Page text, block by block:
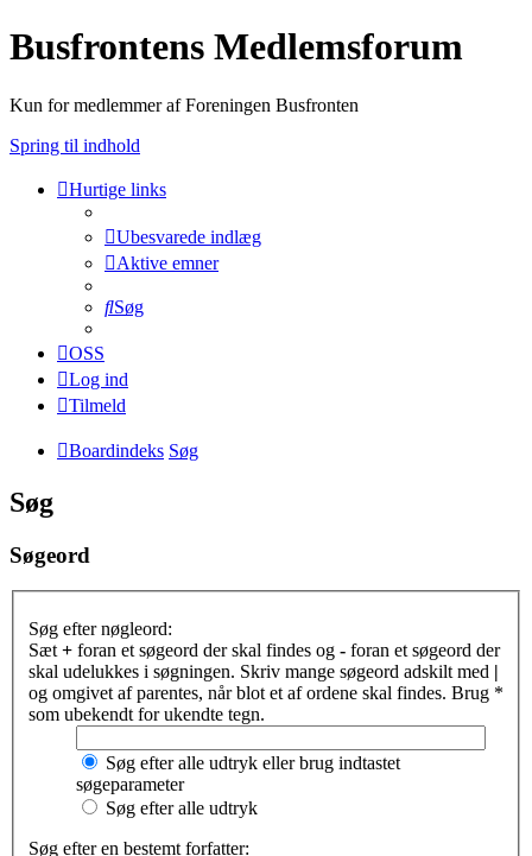
Busfrontens Medlemsforum
Kun for medlemmer af Foreningen Busfronten
Spring til indhold
Hurtige links
Ubesvarede indlæg
Aktive emner
Søg
OSS
Log ind
Tilmeld
Boardindeks Søg
Søg
Søgeord
Søg efter nøgleord:
Sæt + foran et søgeord der skal findes og - foran et søgeord der
skal udelukkes i søgningen. Skriv mange søgeord adskilt med |
og omgivet af parentes, når blot et af ordene skal findes. Brug *
som ubekendt for ukendte tegn.
Søg efter alle udtryk eller brug indtastet
søgeparameter
Søg efter alle udtryk
Søg efter en bestemt forfatter: